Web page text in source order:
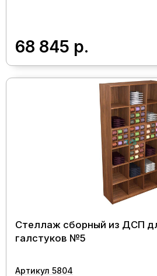
68 845 р.
Стеллаж сборный из ДСП
галстуков №5
Артикул 5804